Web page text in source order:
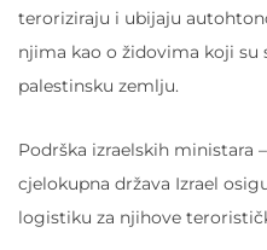
teroriziraju i ubijaju
njima kao o židovima koji su
palestinsku zemlju.
Podrška izraelskih ministara
cjelokupna država Izrael
logistiku za njihove